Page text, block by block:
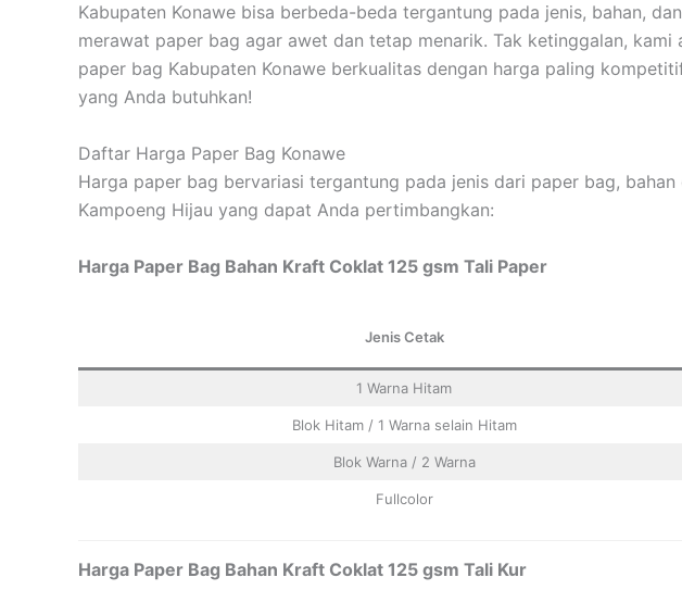
Kabupaten Konawe bisa berbeda-beda tergantung pada jenis, bahan,
merawat paper bag agar awet dan tetap menarik. Tak ketinggalan,
paper bag Kabupaten Konawe berkualitas dengan harga paling
yang Anda butuhkan!
Daftar Harga Paper Bag Konawe
Harga paper bag bervariasi tergantung pada jenis dari paper bag,
Kampoeng Hijau yang dapat Anda pertimbangkan:
Harga Paper Bag Bahan Kraft Coklat 125 gsm Tali Paper
Jenis Cetak
1 Warna Hitam
Blok Hitam / 1 Warna selain Hitam
Blok Warna / 2 Warna
Fullcolor
Harga Paper Bag Bahan Kraft Coklat 125 gsm Tali Kur